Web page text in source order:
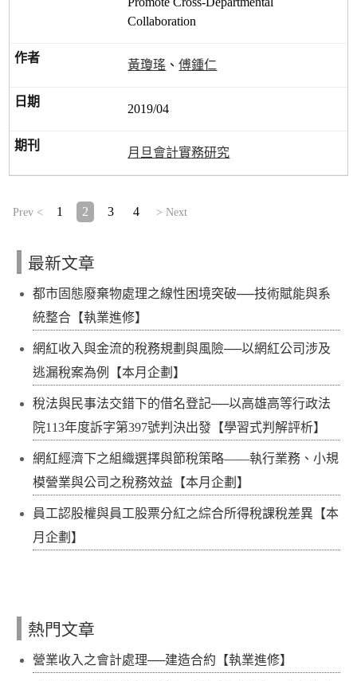
Collaboration
黃瓊瑤 、傅鍾仁
2019/04
月旦會計實務研究
Prev < 1 2 3 4 > Next
最新文章
都市固態廢棄物處理之線性困境突破──技術賦能與系
統整合【執業進修】
網紅收入與金流的稅務規劃與風險──以網紅公司涉及
逃漏稅案為例【本月企劃】
稅法與民事法交錯下的借名登記──以高雄高等行政法
院113年度訴字第397號判決出發【學習式判解評析】
網紅經濟下之組織選擇與節稅策略——執行業務、小規
模營業與公司之稅務效益【本月企劃】
員工認股權與員工股票分紅之綜合所得稅課稅差異【本
月企劃】
熱門文章
營業收入之會計處理──建造合約【執業進修】